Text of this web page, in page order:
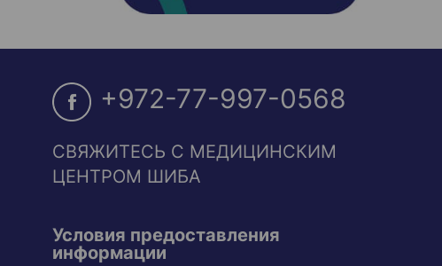
+972-77-997-0568
СВЯЖИТЕСЬ С МЕДИЦИНСКИМ
ЦЕНТРОМ ШИБА
Условия предоставления
информации